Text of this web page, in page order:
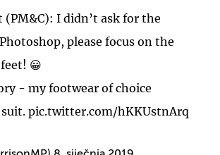
I didn’t ask for the
please focus on the
😀
- my footwear of choice
pic.twitter.com/hKKUstnArq